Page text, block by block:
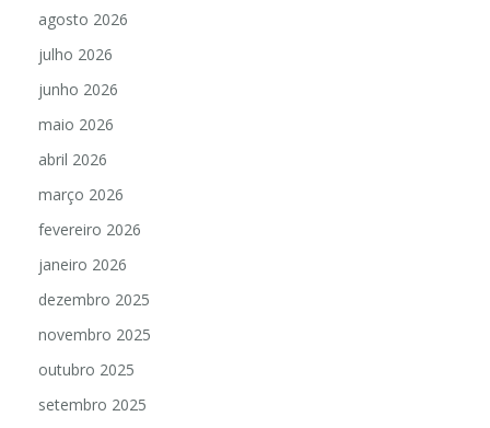
agosto 2026
julho 2026
junho 2026
maio 2026
abril 2026
março 2026
fevereiro 2026
janeiro 2026
dezembro 2025
novembro 2025
outubro 2025
setembro 2025